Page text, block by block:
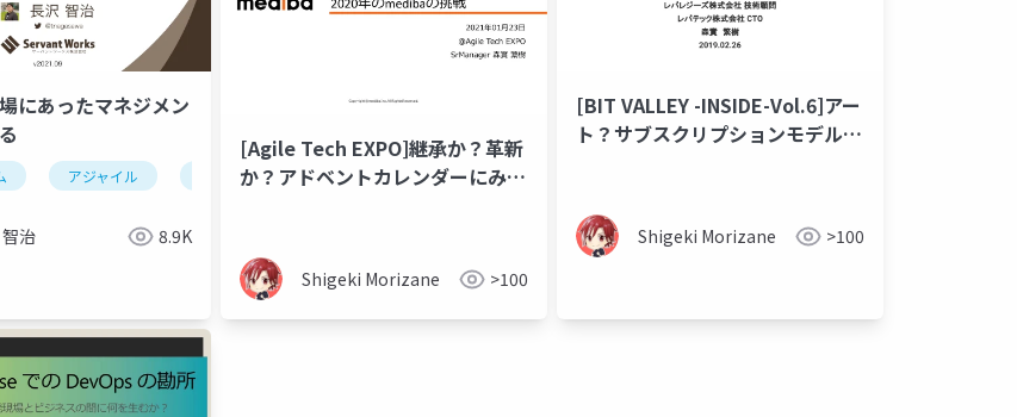
product manageer アジャイルひよこ倶楽部
にあったマネジメン
アジャイル プロジェクト管理 開発プロセス
治 8.9K
[Agile Tech EXPO]継承か？革新
か？アドベントカレンダーにみる
Shigeki Morizane >100
[BIT VALLEY -INSIDE-Vol.6]アー
ト？サブスクリプションモデル？
Shigeki Morizane >100